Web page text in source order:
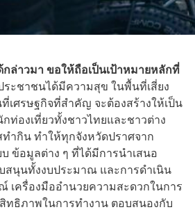
กล่าวมา ขอให้ถือเป็นเป้าหมายหลักที่
ระชาชนได้มีความสุข ในพื้นที่เสี่ยง
เศรษฐกิจที่สำคัญ จะต้องสร้างให้เป็น
องเที่ยวทั้งชาวไทยและชาวต่าง
ำกิน ทำให้ทุกจังหวัดปราศจาก
ข้อมูลต่าง ๆ ที่ได้มีการนำเสนอ
สนุนทั้งงบประมาณ และการดำเนิน
เครื่องมืออำนวยความสะดวกในการ
ทธิภาพในการทำงาน ตอบสนองกับ